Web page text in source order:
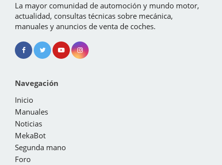
La mayor comunidad de automoción y mundo motor,
actualidad, consultas técnicas sobre mecánica,
manuales y anuncios de venta de coches.
Navegación
Inicio
Manuales
Noticias
MekaBot
Segunda mano
Foro